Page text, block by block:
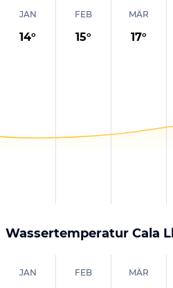
JAN
14°
FEB
15°
MÄR
17°
Wassertemperatur Cala
JAN FEB MÄR